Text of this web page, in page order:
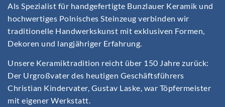
Als Spezialist für handgefertigte Bunzlauer Keramik und
hochwertiges Polnisches Steinzeug verbinden wir
traditionelle Handwerkskunst mit exklusiven Formen,
Dekoren und langjähriger Erfahrung.
Unsere Keramiktradition reicht über 150 Jahre zurück:
Der Urgroßvater des heutigen Geschäftsführers
Christian Kindervater, Gustav Laske, war Töpfermeister
mit eigener Werkstatt.